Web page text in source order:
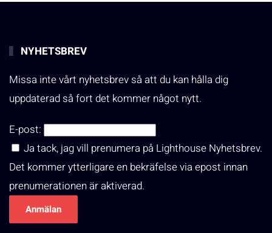
NYHETSBREV
Missa inte vårt nyhetsbrev så att du kan hålla dig
uppdaterad så fort det kommer något nytt.
E-post:
Ja tack, jag vill prenumera på Lighthouse Nyhetsbrev.
Det kommer ytterligare en bekräfelse via epost innan
prenumerationen är aktiverad.